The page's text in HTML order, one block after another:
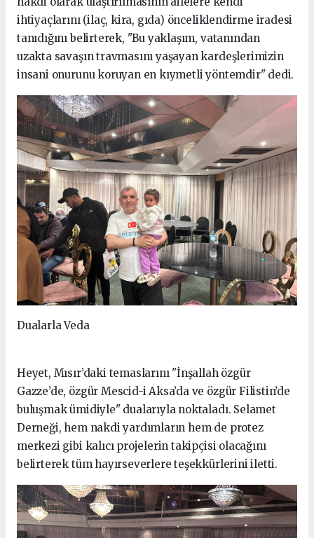
ihtiyaçlarını (ilaç, kira, gıda) önceliklendirme iradesi
tanıdığını belirterek, "Bu yaklaşım, vatanından
uzakta savaşın travmasını yaşayan kardeşlerimizin
insani onurunu koruyan en kıymetli yöntemdir" dedi.
Dualarla Veda
Heyet, Mısır’daki temaslarını "İnşallah özgür
Gazze’de, özgür Mescid-i Aksa’da ve özgür Filistin’de
buluşmak ümidiyle" dualarıyla noktaladı. Selamet
Derneği, hem nakdi yardımların hem de protez
merkezi gibi kalıcı projelerin takipçisi olacağını
belirterek tüm hayırseverlere teşekkürlerini iletti.